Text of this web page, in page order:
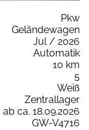
Pkw
Geländewagen
Jul / 2026
Automatik
10 km
5
Weiß
Zentrallager
ab ca. 18.09.2026
GW-V4716